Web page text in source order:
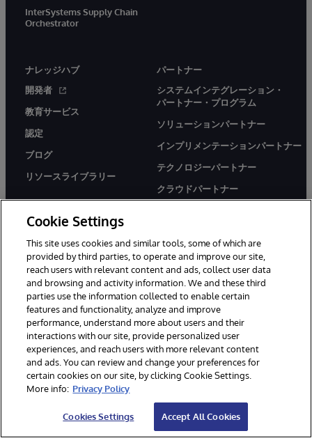
InterSystems Supply Chain
Orchestrator
ナレッジハブ
開発者
教育サービス
認定
ブログ
リソースライブラリー
パートナー
システムインテグレーション・
パートナー・プログラム
ソリューションパートナー
インプリメンテーションパートナー
テクノロジーパートナー
クラウドパートナー
インターシステムズについて
会社概要
ニュース
イベント情報
採用情報
サポート
緊急時の対応
WRCダイレクト
ドキュメント
製品に関するアラート＆
アドバイザリー
Cookie Settings
This site uses cookies and similar tools, some of which are
provided by third parties, to operate and improve our site,
reach users with relevant content and ads, collect user data
and browsing and activity information. We and these third
parties use the information collected to enable certain
features and functionality, analyze and improve
performance, understand more about users and their
interactions with our site, provide personalized user
experiences, and reach users with more relevant content
and ads. You can review and change your preferences for
certain cookies on our site, by clicking Cookie Settings.
More info: Privacy Policy
Cookies Settings Accept All Cookies